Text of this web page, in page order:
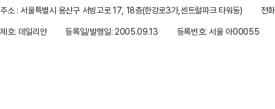
주소 : 서울특별시 용산구 서빙고로 17, 18층(한강로3가,센트럴파크 타워동)
전
제호: 데일리안
등록일/발행일: 2005.09.13 등록번호: 서울 아00055